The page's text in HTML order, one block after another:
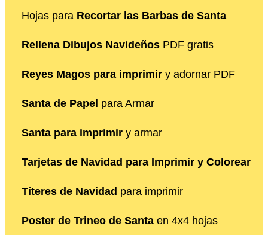
Hojas para Recortar las Barbas de Santa
Rellena Dibujos Navideños PDF gratis
Reyes Magos para imprimir y adornar PDF
Santa de Papel para Armar
Santa para imprimir y armar
Tarjetas de Navidad para Imprimir y Colorear
Títeres de Navidad para imprimir
Poster de Trineo de Santa en 4x4 hojas